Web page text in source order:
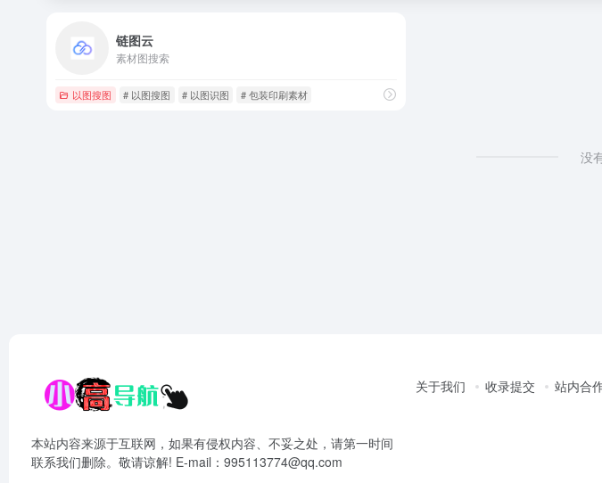
链图云
素材图搜索
以图搜图 # 以图搜图 # 以图识图 # 包装印刷素材
没
本站内容来源于互联网，如果有侵权内容、不妥之处，请第一时间
联系我们删除。敬请谅解! E-mail：995113774@qq.com
关于我们 收录提交 站内合